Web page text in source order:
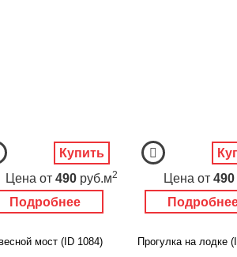
Подробнее
Цена от 490 руб.м2
Купить
Цена от 490
мост (ID 1084) Прогулка на лодке